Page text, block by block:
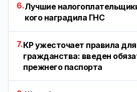
6.Лучшие
кого наградила ГНС
7.КР ужесточает правила
гражданства: введен
прежнего паспорта